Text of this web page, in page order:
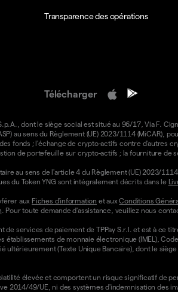
Transparence des opérations
Télécharger
dont le siège social est situé au 96/17, Via F.
au sens du Règlement (UE) 2023/1114 (MiCAR),
fonds ; l'échange de crypto-actifs contre d'autres
de portefeuille sur crypto-actifs ; la fourniture
au sens de l'article 4 du Règlement (UE) 2023/
du Token YNG sont intégralement décrits dans le
aux Fiches d'information et auxConditions
. Pour toute demande d'assistance, veuillez nous
services de paiement de TPPay S.r.l. et est à ce
établissements de monnaie électronique (IMEL),
(Texte Unique Bancaire), dont le siège
élevée et comportent un risque significatif de
2014/49/UE, ni des systèmes d'indemnisation des